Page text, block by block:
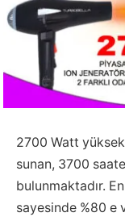
2700 Watt
sunan, 3700
bulunmaktadır.
sayesinde %80 e